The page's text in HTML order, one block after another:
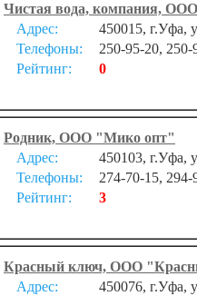
Чистая вода, компания, ООО
Адрес:
450015, г.Уфа,
Телефоны:
250-95-20, 250-
Рейтинг:
0
Родник, ООО "Мико опт"
Адрес:
450103, г.Уфа,
Телефоны:
274-70-15, 294-
Рейтинг:
3
Красный ключ, ООО
Адрес:
450076, г.Уфа,